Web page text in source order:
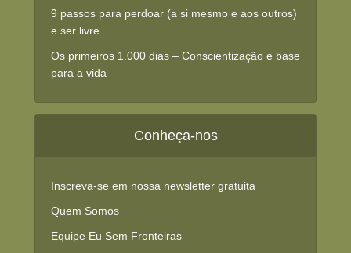
9 passos para perdoar (a si mesmo e aos outros)
e ser livre
Os primeiros 1.000 dias – Conscientização e base
para a vida
Conheça-nos
Inscreva-se em nossa newsletter gratuita
Quem Somos
Equipe Eu Sem Fronteiras